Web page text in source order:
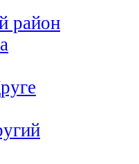
район